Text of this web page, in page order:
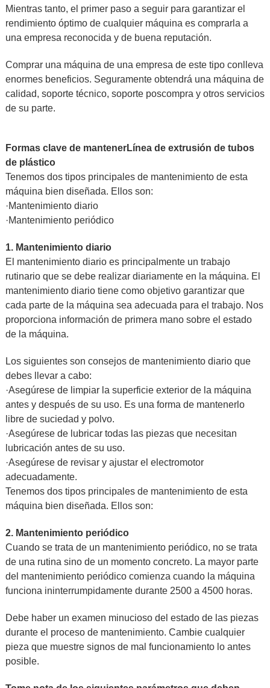
Mientras tanto, el primer paso a seguir para garantizar el
rendimiento óptimo de cualquier máquina es comprarla a
una empresa reconocida y de buena reputación.
Comprar una máquina de una empresa de este tipo conlleva
enormes beneficios. Seguramente obtendrá una máquina de
calidad, soporte técnico, soporte poscompra y otros servicios
de su parte.
Formas clave de mantenerLínea de extrusión de tubos
de plástico
Tenemos dos tipos principales de mantenimiento de esta
máquina bien diseñada. Ellos son:
·Mantenimiento diario
·Mantenimiento periódico
1. Mantenimiento diario
El mantenimiento diario es principalmente un trabajo
rutinario que se debe realizar diariamente en la máquina. El
mantenimiento diario tiene como objetivo garantizar que
cada parte de la máquina sea adecuada para el trabajo. Nos
proporciona información de primera mano sobre el estado
de la máquina.
Los siguientes son consejos de mantenimiento diario que
debes llevar a cabo:
·Asegúrese de limpiar la superficie exterior de la máquina
antes y después de su uso. Es una forma de mantenerlo
libre de suciedad y polvo.
·Asegúrese de lubricar todas las piezas que necesitan
lubricación antes de su uso.
·Asegúrese de revisar y ajustar el electromotor
adecuadamente.
Tenemos dos tipos principales de mantenimiento de esta
máquina bien diseñada. Ellos son:
2. Mantenimiento periódico
Cuando se trata de un mantenimiento periódico, no se trata
de una rutina sino de un momento concreto. La mayor parte
del mantenimiento periódico comienza cuando la máquina
funciona ininterrumpidamente durante 2500 a 4500 horas.
Debe haber un examen minucioso del estado de las piezas
durante el proceso de mantenimiento. Cambie cualquier
pieza que muestre signos de mal funcionamiento lo antes
posible.